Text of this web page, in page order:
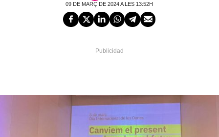
09 DE MARÇ DE 2024 A LES 13:52H